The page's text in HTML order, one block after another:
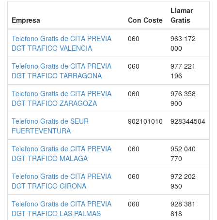
Empresa Con Coste
Llamar
Gratis
Telefono Gratis de CITA PREVIA
DGT TRAFICO VALENCIA
060
963 172
000
Telefono Gratis de CITA PREVIA
DGT TRAFICO TARRAGONA
060
977 221
196
Telefono Gratis de CITA PREVIA
DGT TRAFICO ZARAGOZA
060
976 358
900
Telefono Gratis de SEUR
FUERTEVENTURA
902101010 928344504
Telefono Gratis de CITA PREVIA
DGT TRAFICO MALAGA
060
952 040
770
Telefono Gratis de CITA PREVIA
DGT TRAFICO GIRONA
060
972 202
950
Telefono Gratis de CITA PREVIA
DGT TRAFICO LAS PALMAS
060
928 381
818